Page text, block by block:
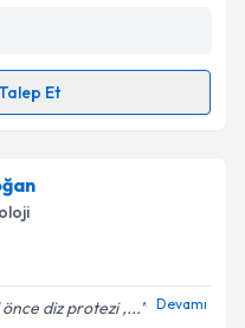
Et
takvimi talebi
almanız için bir
ile bilgilendireceğiz.
diz protezi ,... Devamı